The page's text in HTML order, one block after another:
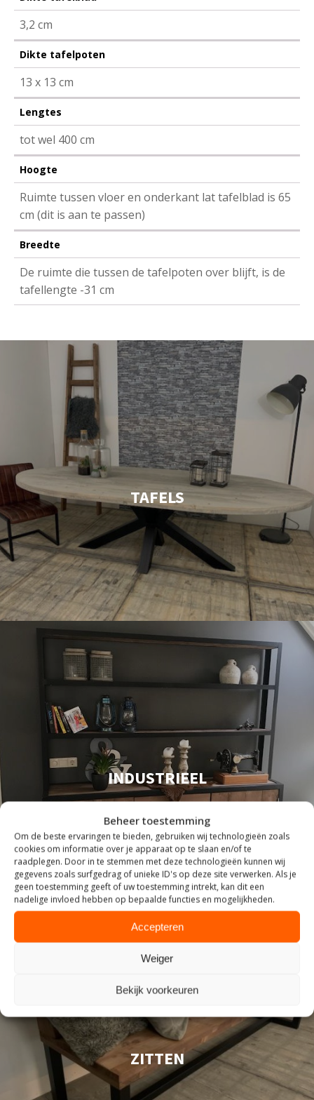
Beheer toestemming
Om de beste ervaringen te bieden, gebruiken wij technologieën zoals
cookies om informatie over je apparaat op te slaan en/of te
raadplegen. Door in te stemmen met deze technologieën kunnen wij
gegevens zoals surfgedrag of unieke ID's op deze site verwerken. Als je
geen toestemming geeft of uw toestemming intrekt, kan dit een
nadelige invloed hebben op bepaalde functies en mogelijkheden.
Accepteren
Weiger
Bekijk voorkeuren
3,2 cm
Dikte tafelpoten
13 x 13 cm
Lengtes
tot wel 400 cm
Hoogte
Ruimte tussen vloer en onderkant lat tafelblad is 65
cm (dit is aan te passen)
Breedte
De ruimte die tussen de tafelpoten over blijft, is de
tafellengte -31 cm
TAFELS
INDUSTRIEEL
ZITTEN